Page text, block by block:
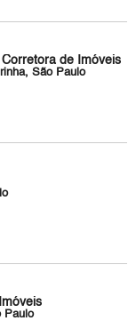
de Imóveis
São Paulo
Paulo